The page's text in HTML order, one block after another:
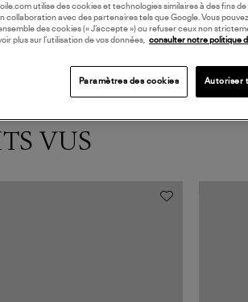
VUS
utilise des cookies et technologies similaires à des fins
collaboration avec des partenaires tels que Google. Vous
des cookies (« J’accepte ») ou refuser ceux non
plus sur l’utilisation de vos données, consulter notre politique
Paramètres des cookies Autoriser